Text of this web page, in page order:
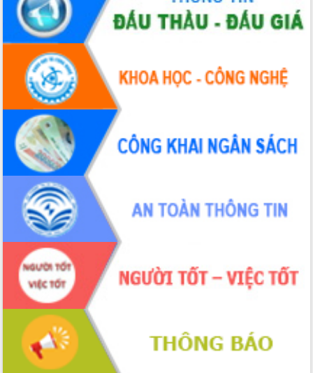
Thứ trưởng Bộ Y tế làm việc với tỉnh
Đắk Lắk về phát triển nhân lực y tế
cho trạm y tế cấp xã
Du lịch Đắk Lắk nâng tầm trải nghiệm
du khách thông qua Hệ thống cơ sở dữ
liệu và Bản đồ số
Tập huấn ứng dụng trí tuệ nhân tạo (AI)
trong thương mại điện tử năm 2026
Đoàn đại biểu Quốc hội tỉnh Đắk Lắk
trao đổi thông tin trước Kỳ họp thứ
nhất, Quốc hội khóa XVI
Quyết liệt cải cách hành chính, khơi
thông nguồn lực phát triển
Nâng cao hiệu lực, hiệu quả HĐND
tỉnh thông qua hiện đại hóa hành chính
Xã Ea Phê gắn cải cách hành chính với
chuyển đổi số
Phó Chủ tịch Thường trực UBND tỉnh
Hồ Thị Nguyên Thảo làm việc tại Trung
tâm Phục vụ hành chính công xã Ea
Xây dựng nền hành chính số đồng
hành cùng nông dân dân, doanh nghiệp
Giai đoạn 2026-2030, Đắk Lắk phấn